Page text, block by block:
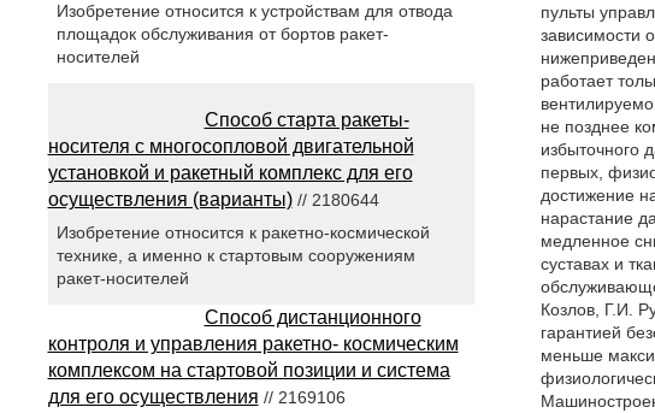
пульты
зависимости
работает
не позднее
избыточного
первых,
достижение
нарастание
медленное
суставах и
Козлов, Г.И.
гарантией
меньше
Изобретение относится к устройствам для отвода
площадок обслуживания от бортов ракет-
носителей
Способ старта ракеты-
носителя с многосопловой двигательной
установкой и ракетный комплекс для его
осуществления (варианты)// 2180644
Изобретение относится к ракетно-космической
технике, а именно к стартовым сооружениям
ракет-носителей
Способ дистанционного
контроля и управления ракетно- космическим
комплексом на стартовой позиции и система
для его осуществления // 2169106